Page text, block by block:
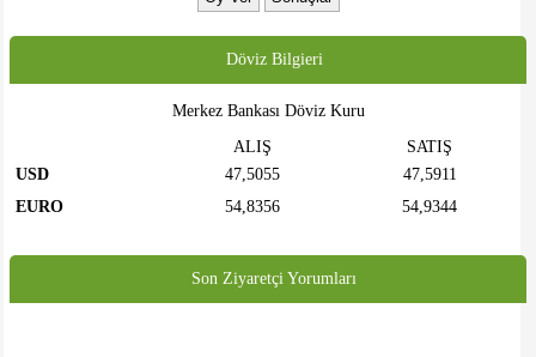
Döviz Bilgieri
Merkez Bankası Döviz Kuru
ALIŞ
SATIŞ
USD
47,5055
47,5911
EURO
54,8356 54,9344
Son Ziyaretçi Yorumları